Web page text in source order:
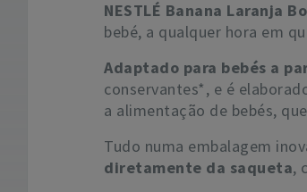
NESTLÉ Banana Laranja
bebé, a qualquer hora em
Adaptado para bebés a
conservantes*, e é
a alimentação de bebés,
Tudo numa embalagem
diretamente da saqueta,